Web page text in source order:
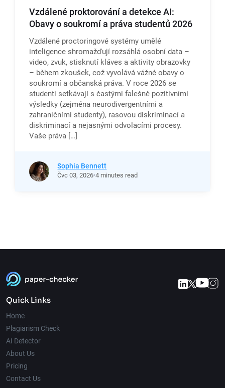
Vzdálené proktorování a detekce AI:
Obavy o soukromí a práva studentů 2026
Vzdálené proctoringové systémy umělé
inteligence shromažďují rozsáhlá osobní data –
video, zvuk, stisknutí kláves a aktivity obrazovky
– během zkoušek, což vyvolává vážné obavy o
soukromí a občanská práva. V roce 2026 se
studenti setkávají s častými falešně pozitivními
výsledky (zejména neurodivergentními a
zahraničními studenty), rasovou diskriminací a
diskriminací a nejasnými odvolacími procesy.
Vaše práva […]
Sophia Bennett
Čvc 03,2026 4 minutes read
Quick Links
Home
Plagiarism Check
AI Detector
About Us
Pricing
Contact Us